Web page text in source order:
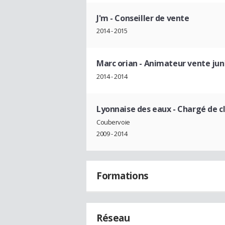
J'm - Conseiller de vente
2014 - 2015
Marc orian - Animateur vente
2014 - 2014
Lyonnaise des eaux- Chargé de
Coubervoie
2009 - 2014
Formations
Réseau